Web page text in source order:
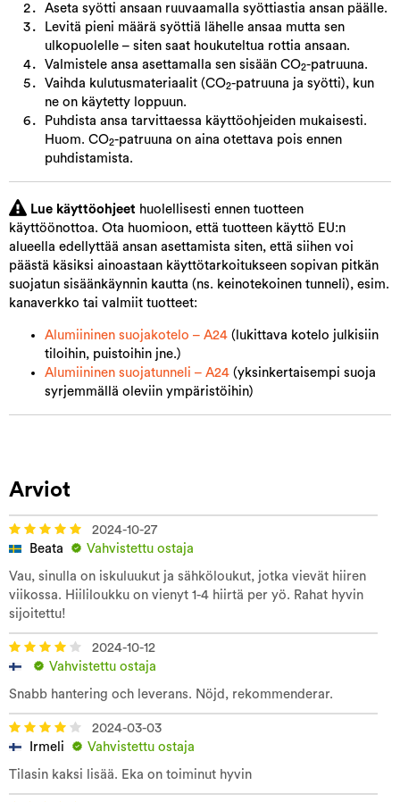
Aseta syötti ansaan ruuvaamalla syöttiastia ansan päälle.
Levitä pieni määrä syöttiä lähelle ansaa mutta sen
ulkopuolelle – siten saat houkuteltua rottia ansaan.
Valmistele ansa asettamalla sen sisään CO2-patruuna.
Vaihda kulutusmateriaalit (CO2-patruuna ja syötti), kun
ne on käytetty loppuun.
Puhdista ansa tarvittaessa käyttöohjeiden mukaisesti.
Huom. CO2-patruuna on aina otettava pois ennen
puhdistamista.
Lue käyttöohjeet huolellisesti ennen tuotteen
käyttöönottoa. Ota huomioon, että tuotteen käyttö EU:n
alueella edellyttää ansan asettamista siten, että siihen voi
päästä käsiksi ainoastaan käyttötarkoitukseen sopivan pitkän
suojatun sisäänkäynnin kautta (ns. keinotekoinen tunneli), esim.
kanaverkko tai valmiit tuotteet:
Alumiininen suojakotelo – A24 (lukittava kotelo julkisiin
tiloihin, puistoihin jne.)
Alumiininen suojatunneli – A24 (yksinkertaisempi suoja
syrjemmällä oleviin ympäristöihin)
Arviot
2024-10-27
Beata
Vahvistettu ostaja
Vau, sinulla on iskuluukut ja sähköloukut, jotka vievät hiiren
viikossa. Hiililoukku on vienyt 1-4 hiirtä per yö. Rahat hyvin
sijoitettu!
2024-10-12
Vahvistettu ostaja
Snabb hantering och leverans. Nöjd, rekommenderar.
2024-03-03
Irmeli
Vahvistettu ostaja
Tilasin kaksi lisää. Eka on toiminut hyvin